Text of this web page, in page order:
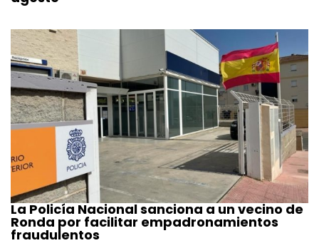
La Policía Nacional sanciona a un vecino de
Ronda por facilitar empadronamientos
fraudulentos